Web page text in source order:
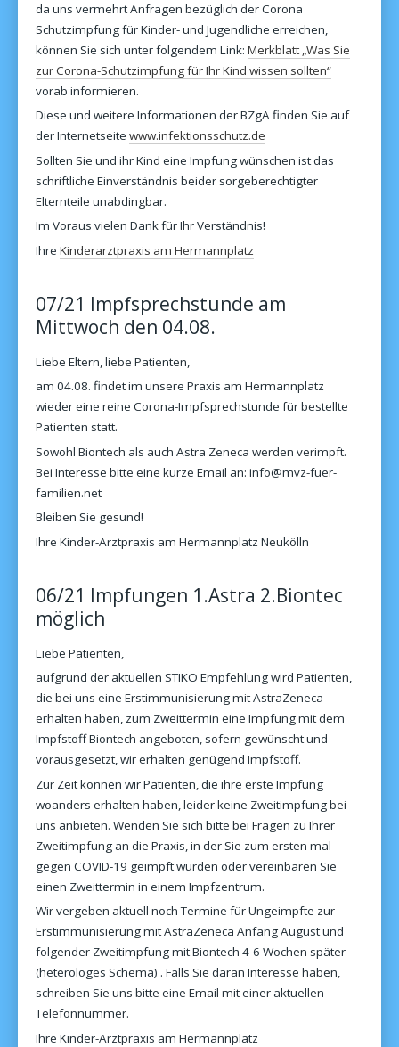
da uns vermehrt Anfragen bezüglich der Corona
Schutzimpfung für Kinder- und Jugendliche erreichen,
können Sie sich unter folgendem Link: Merkblatt „Was Sie
zur Corona-Schutzimpfung für Ihr Kind wissen sollten“
vorab informieren.
Diese und weitere Informationen der BZgA finden Sie auf
der Internetseite www.infektionsschutz.de
Sollten Sie und ihr Kind eine Impfung wünschen ist das
schriftliche Einverständnis beider sorgeberechtigter
Elternteile unabdingbar.
Im Voraus vielen Dank für Ihr Verständnis!
Ihre Kinderarztpraxis am Hermannplatz
07/21 Impfsprechstunde am
Mittwoch den 04.08.
Liebe Eltern, liebe Patienten,
am 04.08. findet im unsere Praxis am Hermannplatz
wieder eine reine Corona-Impfsprechstunde für bestellte
Patienten statt.
Sowohl Biontech als auch Astra Zeneca werden verimpft.
Bei Interesse bitte eine kurze Email an: info@mvz-fuer-
familien.net
Bleiben Sie gesund!
Ihre Kinder-Arztpraxis am Hermannplatz Neukölln
06/21 Impfungen 1.Astra 2.Biontec
möglich
Liebe Patienten,
aufgrund der aktuellen STIKO Empfehlung wird Patienten,
die bei uns eine Erstimmunisierung mit AstraZeneca
erhalten haben, zum Zweittermin eine Impfung mit dem
Impfstoff Biontech angeboten, sofern gewünscht und
vorausgesetzt, wir erhalten genügend Impfstoff.
Zur Zeit können wir Patienten, die ihre erste Impfung
woanders erhalten haben, leider keine Zweitimpfung bei
uns anbieten. Wenden Sie sich bitte bei Fragen zu Ihrer
Zweitimpfung an die Praxis, in der Sie zum ersten mal
gegen COVID-19 geimpft wurden oder vereinbaren Sie
einen Zweittermin in einem Impfzentrum.
Wir vergeben aktuell noch Termine für Ungeimpfte zur
Erstimmunisierung mit AstraZeneca Anfang August und
folgender Zweitimpfung mit Biontech 4-6 Wochen später
(heterologes Schema) . Falls Sie daran Interesse haben,
schreiben Sie uns bitte eine Email mit einer aktuellen
Telefonnummer.
Ihre Kinder-Arztpraxis am Hermannplatz